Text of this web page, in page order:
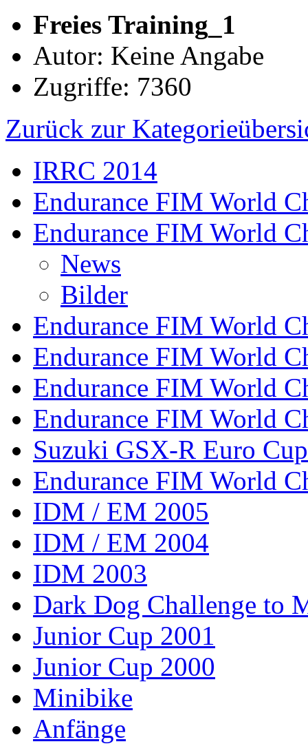
Freies Training_1
Autor: Keine Angabe
Zugriffe: 7360
Zurück zur
IRRC 2014
Endurance FIM World
Endurance FIM World
News
Bilder
Endurance FIM World
Endurance FIM World
Endurance FIM World
Endurance FIM World
Suzuki GSX-R Euro
Endurance FIM World
IDM / EM 2005
IDM / EM 2004
IDM 2003
Dark Dog Challenge to
Junior Cup 2001
Junior Cup 2000
Minibike
Anfänge